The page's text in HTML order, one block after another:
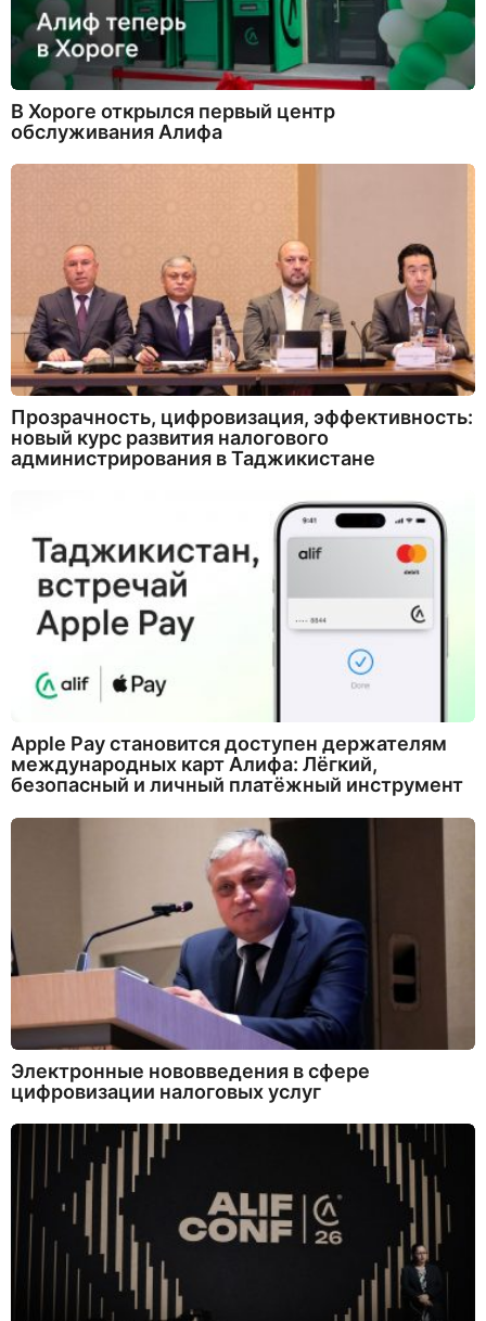
В Хороге открылся первый центр
обслуживания Алифа
Прозрачность, цифровизация, эффективность:
новый курс развития налогового
администрирования в Таджикистане
Apple Pay становится доступен держателям
международных карт Алифа: Лёгкий,
безопасный и личный платёжный инструмент
Электронные нововведения в сфере
цифровизации налоговых услуг